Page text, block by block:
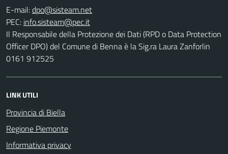
E-mail:
PEC:
Il Responsabile della Protezione dei Dati (RPD o Data Protection
Officer DPO) del Comune di Benna è la Sig.ra Laura Zanforlin
0161 912525
LINK UTILI
Provincia di Biella
Regione Piemonte
Informativa privacy